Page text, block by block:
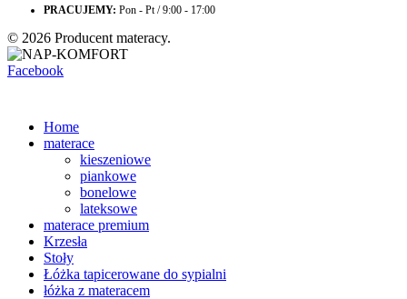
PRACUJEMY: Pon - Pt / 9:00 - 17:00
© 2026 Producent materacy.
Facebook
Home
materace
kieszeniowe
piankowe
bonelowe
lateksowe
materace premium
Krzesła
Stoły
Łóżka tapicerowane do sypialni
łóżka z materacem